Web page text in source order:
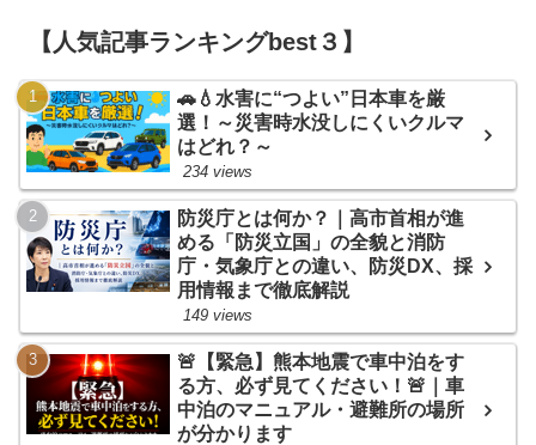
【人気記事ランキングbest３】
🚗💧水害に“つよい”日本車を厳
選！～災害時水没しにくいクルマ
はどれ？～
234 views
防災庁とは何か？｜高市首相が進
める「防災立国」の全貌と消防
庁・気象庁との違い、防災DX、採
用情報まで徹底解説
149 views
🚨【緊急】熊本地震で車中泊をす
る方、必ず見てください！🚨｜車
中泊のマニュアル・避難所の場所
が分かります